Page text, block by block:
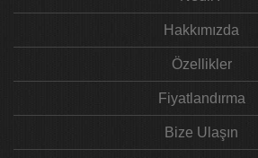
Hakkımızda
Özellikler
Fiyatlandırma
Bize Ulaşın